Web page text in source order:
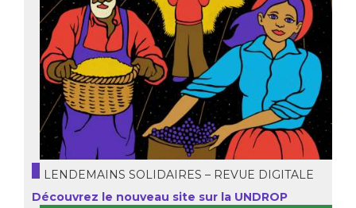
LENDEMAINS SOLIDAIRES – REVUE DIGITALE
Découvrez le nouveau site sur la UNDROP